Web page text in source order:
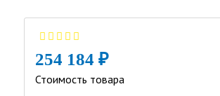
254 184 ₽
Стоимость товара